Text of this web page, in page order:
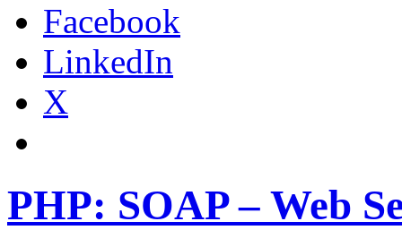
Facebook
LinkedIn
X
PHP: SOAP – Web